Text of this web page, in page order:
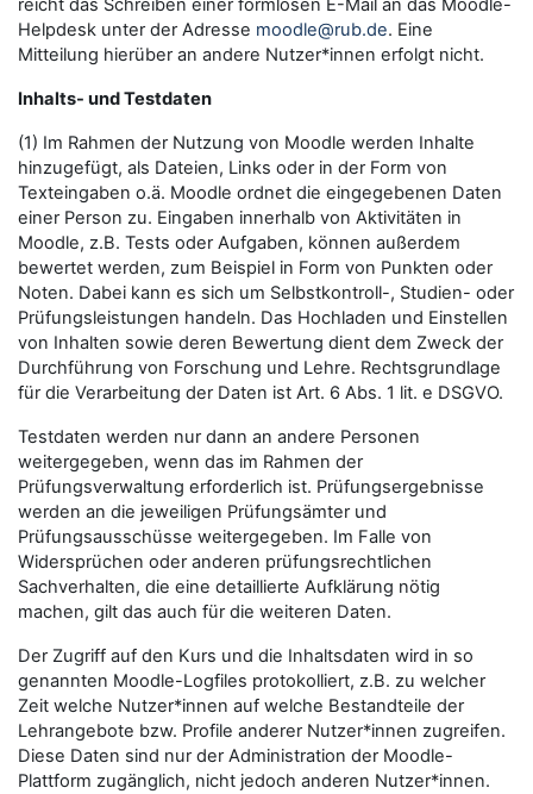
reicht das Schreiben einer formlosen E-Mail an das Moodle-
Helpdesk unter der Adresse moodle@rub.de. Eine
Mitteilung hierüber an andere Nutzer*innen erfolgt nicht.
Inhalts- und Testdaten
(1) Im Rahmen der Nutzung von Moodle werden Inhalte
hinzugefügt, als Dateien, Links oder in der Form von
Texteingaben o.ä. Moodle ordnet die eingegebenen Daten
einer Person zu. Eingaben innerhalb von Aktivitäten in
Moodle, z.B. Tests oder Aufgaben, können außerdem
bewertet werden, zum Beispiel in Form von Punkten oder
Noten. Dabei kann es sich um Selbstkontroll-, Studien- oder
Prüfungsleistungen handeln. Das Hochladen und Einstellen
von Inhalten sowie deren Bewertung dient dem Zweck der
Durchführung von Forschung und Lehre. Rechtsgrundlage
für die Verarbeitung der Daten ist Art. 6 Abs. 1 lit. e DSGVO.
Testdaten werden nur dann an andere Personen
weitergegeben, wenn das im Rahmen der
Prüfungsverwaltung erforderlich ist. Prüfungsergebnisse
werden an die jeweiligen Prüfungsämter und
Prüfungsausschüsse weitergegeben. Im Falle von
Widersprüchen oder anderen prüfungsrechtlichen
Sachverhalten, die eine detaillierte Aufklärung nötig
machen, gilt das auch für die weiteren Daten.
Der Zugriff auf den Kurs und die Inhaltsdaten wird in so
genannten Moodle-Logfiles protokolliert, z.B. zu welcher
Zeit welche Nutzer*innen auf welche Bestandteile der
Lehrangebote bzw. Profile anderer Nutzer*innen zugreifen.
Diese Daten sind nur der Administration der Moodle-
Plattform zugänglich, nicht jedoch anderen Nutzer*innen.